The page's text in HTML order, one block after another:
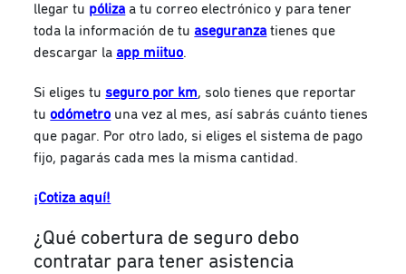
llegar tu póliza a tu correo electrónico y para tener
toda la información de tu aseguranza tienes que
descargar la app miituo.
Si eliges tuseguro por km, solo tienes que reportar
tu odómetro una vez al mes, así sabrás cuánto tienes
que pagar. Por otro lado, si eliges el sistema de pago
fijo, pagarás cada mes la misma cantidad.
¡Cotiza aquí!
¿Qué cobertura de seguro debo
contratar para tener asistencia